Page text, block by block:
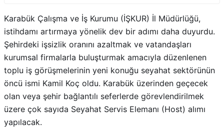
Karabük Çalışma ve İş Kurumu (İŞKUR) İl Müdürlüğü,
istihdamı artırmaya yönelik dev bir adımı daha duyurdu.
Şehirdeki işsizlik oranını azaltmak ve vatandaşları
kurumsal firmalarla buluşturmak amacıyla düzenlenen
toplu iş görüşmelerinin yeni konuğu seyahat sektörünün
öncü ismi Kamil Koç oldu. Karabük üzerinden geçecek
olan veya şehir bağlantılı seferlerde görevlendirilmek
üzere çok sayıda Seyahat Servis Elemanı (Host) alımı
yapılacak.